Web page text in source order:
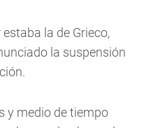
la de Grieco,
la suspensión
y medio de tiempo